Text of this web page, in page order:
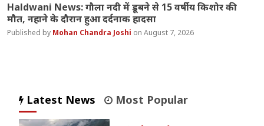
Haldwani News: गौला नदी में डूबने से 15 वर्षीय किशोर की
मौत, नहाने के दौरान हुआ दर्दनाक हादसा
Mohan Chandra Joshi August 7, 2026
Latest News Most Popular